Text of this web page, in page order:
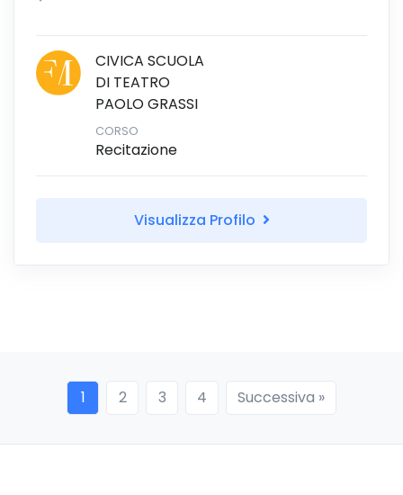
CIVICA SCUOLA
DI TEATRO
PAOLO GRASSI
CORSO
Recitazione
Visualizza Profilo
1 2 3 4 Successiva »»